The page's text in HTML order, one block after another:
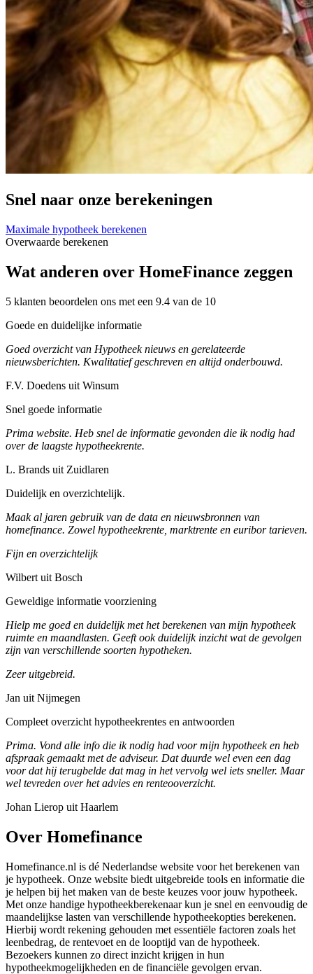
Snel naar onze berekeningen
Maximale hypotheek berekenen
Overwaarde berekenen
Wat anderen over HomeFinance zeggen
5 klanten beoordelen ons met een 9.4 van de 10
Goede en duidelijke informatie
Goed overzicht van Hypotheek nieuws en gerelateerde
nieuwsberichten. Kwalitatief geschreven en altijd onderbouwd.
F.V. Doedens uit Winsum
Snel goede informatie
Prima website. Heb snel de informatie gevonden die ik nodig had
over de laagste hypotheekrente.
L. Brands uit Zuidlaren
Duidelijk en overzichtelijk.
Maak al jaren gebruik van de data en nieuwsbronnen van
homefinance. Zowel hypotheekrente, marktrente en euribor tarieven.
Fijn en overzichtelijk
Wilbert uit Bosch
Geweldige informatie voorziening
Hielp me goed en duidelijk met het berekenen van mijn hypotheek
ruimte en maandlasten. Geeft ook duidelijk inzicht wat de gevolgen
zijn van verschillende soorten hypotheken.
Zeer uitgebreid.
Jan uit Nijmegen
Compleet overzicht hypotheekrentes en antwoorden
Prima. Vond alle info die ik nodig had voor mijn hypotheek en heb
afspraak gemaakt met de adviseur. Dat duurde wel even een dag
voor dat hij terugbelde dat mag in het vervolg wel iets sneller. Maar
wel tevreden over het advies en renteooverzicht.
Johan Lierop uit Haarlem
Over Homefinance
Homefinance.nl is dé Nederlandse website voor het berekenen van
je hypotheek. Onze website biedt uitgebreide tools en informatie die
je helpen bij het maken van de beste keuzes voor jouw hypotheek.
Met onze handige hypotheekberekenaar kun je snel en eenvoudig de
maandelijkse lasten van verschillende hypotheekopties berekenen.
Hierbij wordt rekening gehouden met essentiële factoren zoals het
leenbedrag, de rentevoet en de looptijd van de hypotheek.
Bezoekers kunnen zo direct inzicht krijgen in hun
hypotheekmogelijkheden en de financiële gevolgen ervan.